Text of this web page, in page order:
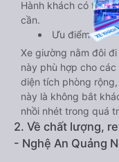
Hành khách có thể
cần.
Ưu điểm
Xe giường nằm đôi
này phù hợp cho
diện tích phòng
này là không bắt
nhồi nhét trong quá
2. Về chất lượng,
- Nghệ An Quảng